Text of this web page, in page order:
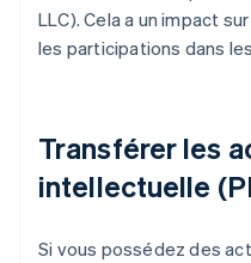
LLC). Cela a un impact
les participations dans
Transférer les
intellectuelle
Si vous possédez des